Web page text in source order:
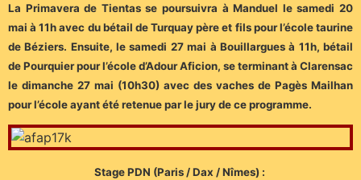
La Primavera de Tientas se poursuivra à Manduel le samedi 20
mai à 11h avec du bétail de Turquay père et fils pour l’école taurine
de Béziers. Ensuite, le samedi 27 mai à Bouillargues à 11h, bétail
de Pourquier pour l’école d’Adour Aficion, se terminant à Clarensac
le dimanche 27 mai (10h30) avec des vaches de Pagès Mailhan
pour l’école ayant été retenue par le jury de ce programme.
Stage PDN (Paris / Dax / Nîmes) :